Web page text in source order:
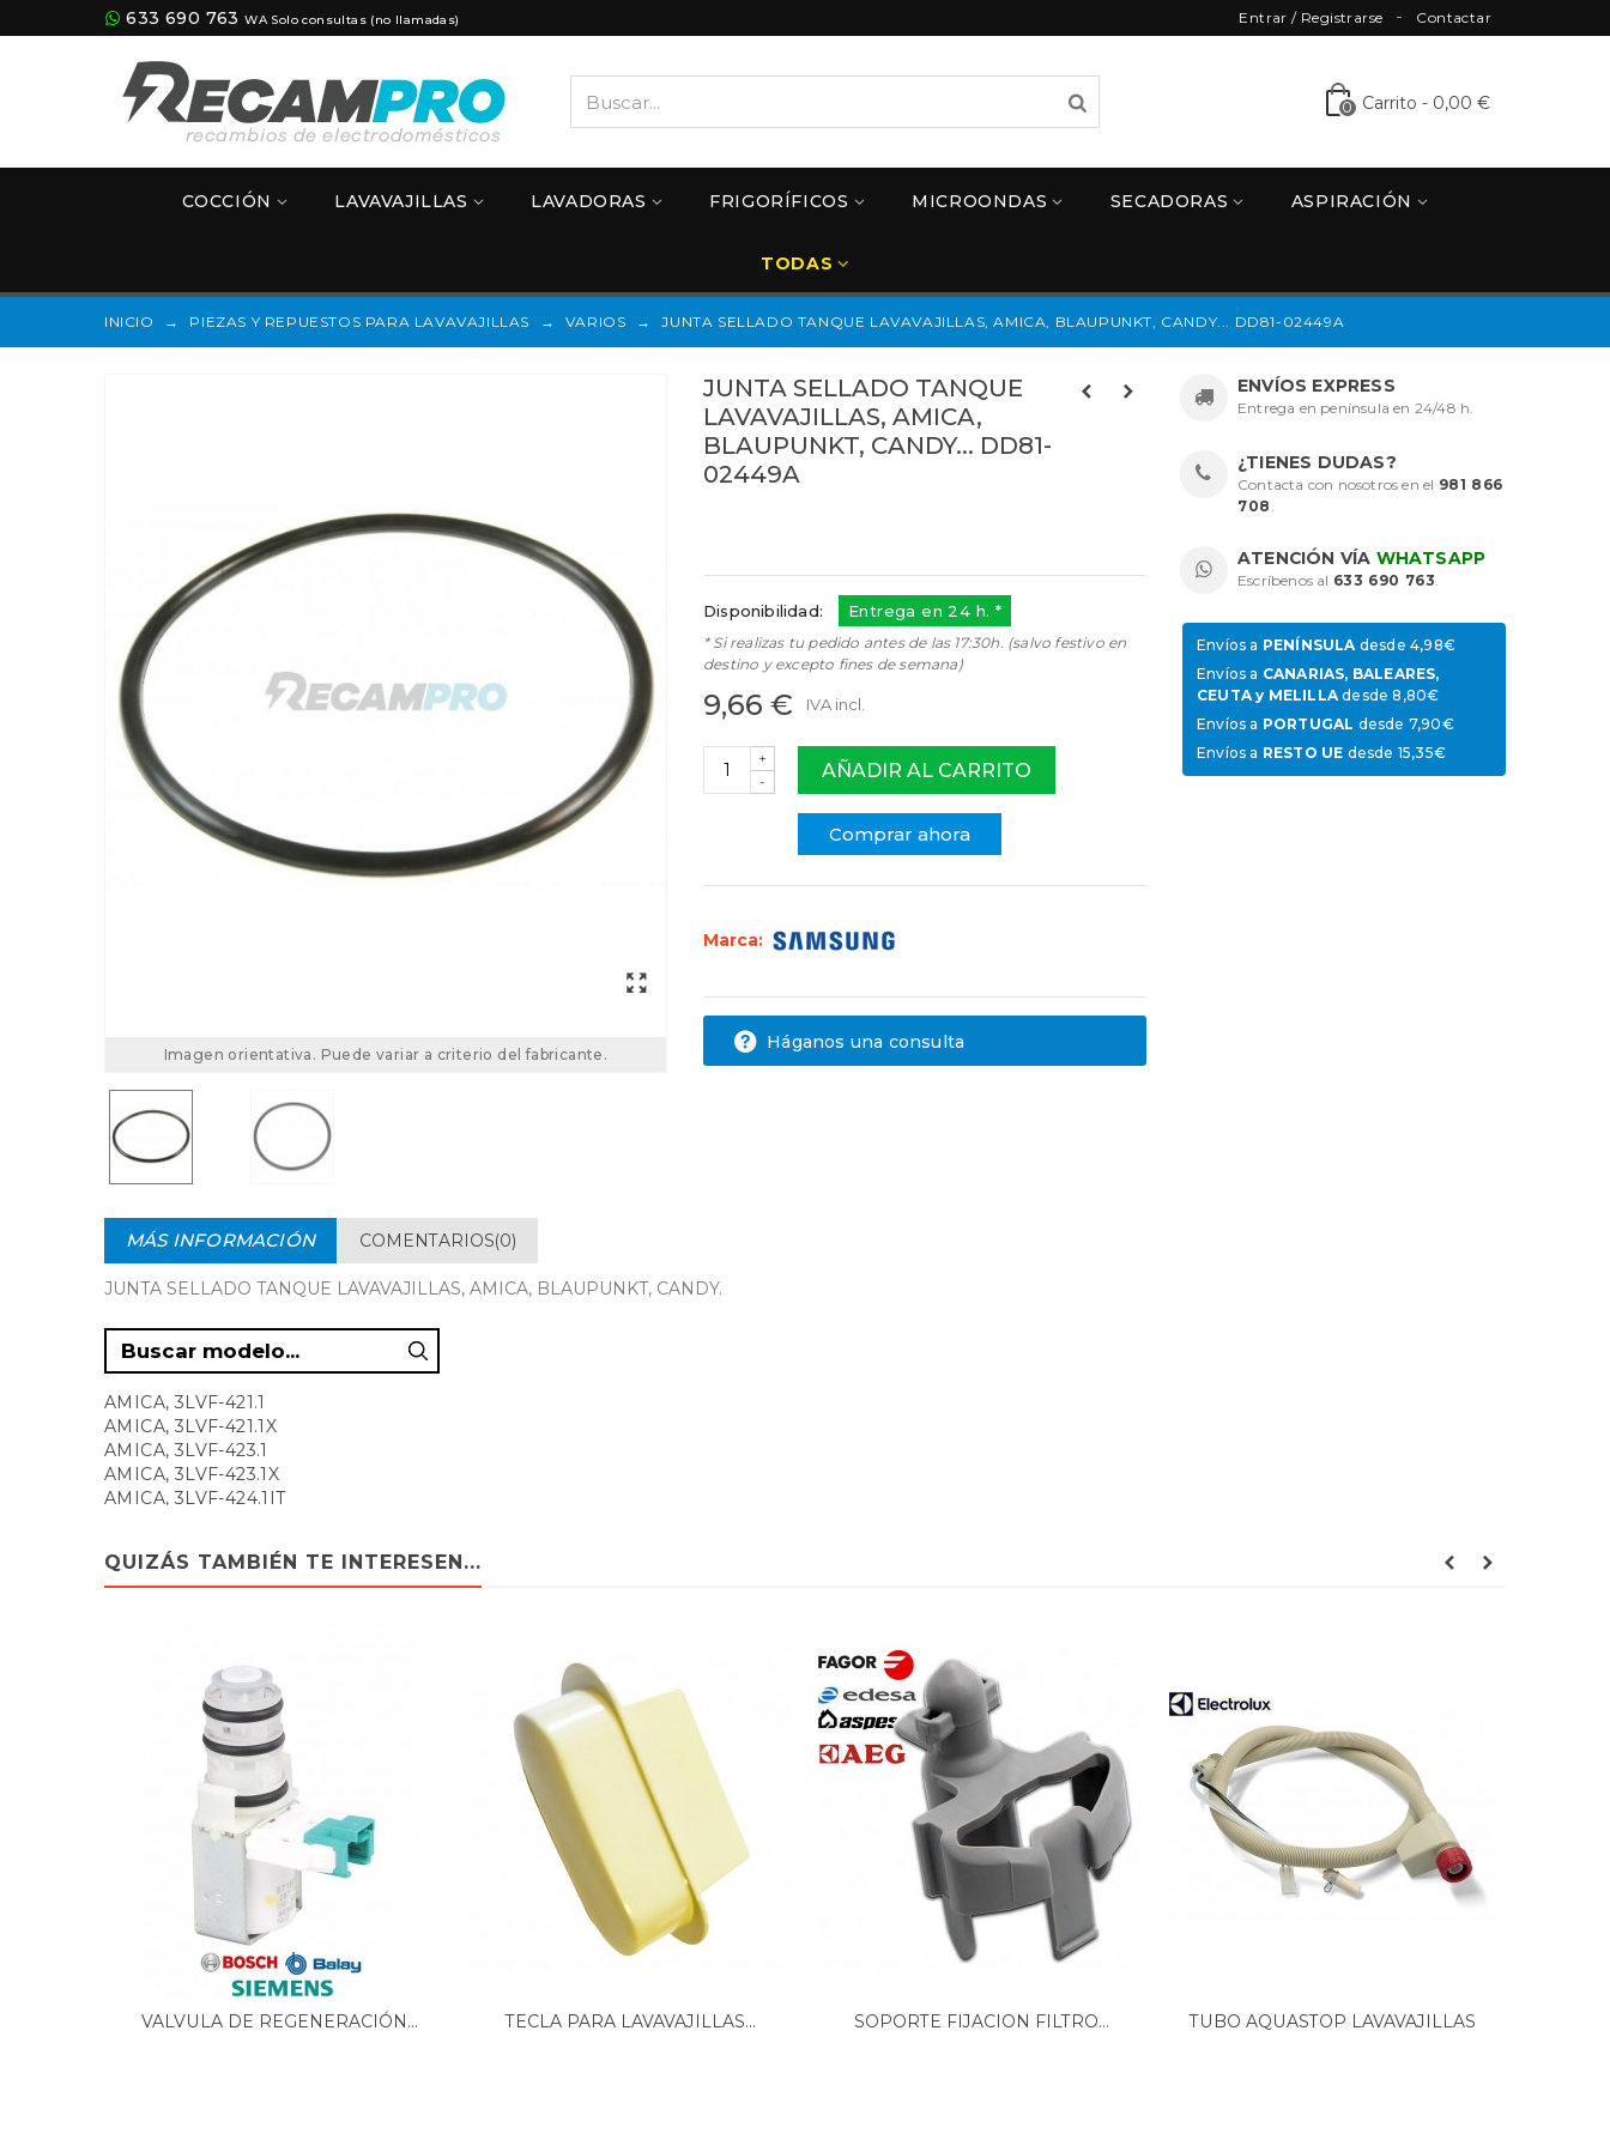
633 690 763 WA Solo consultas (no llamadas) Contactar
Entrar / Registrarse
0 Carrito - 0,00 €
COCCIÓN LAVAVAJILLAS LAVADORAS FRIGORÍFICOS MICROONDAS SECADORAS ASPIRACIÓN
TODAS
INICIO → PIEZAS Y REPUESTOS PARA LAVAVAJILLAS → VARIOS → JUNTA SELLADO TANQUE LAVAVAJILLAS, AMICA, BLAUPUNKT, CANDY... DD81-02449A
Imagen orientativa. Puede variar a criterio del fabricante.
JUNTA SELLADO TANQUE
LAVAVAJILLAS, AMICA,
BLAUPUNKT, CANDY... DD81-
02449A
Disponibilidad: Entrega en 24 h. *
* Si realizas tu pedido antes de las 17:30h. (salvo festivo en
destino y excepto fines de semana)
9,66 € IVA incl.
-
+
AÑADIR AL CARRITO
Comprar ahora
Marca:
Háganos una consulta
ENVÍOS EXPRESS
Entrega en península en 24/48 h.
¿TIENES DUDAS?
Contacta con nosotros en el 981 866
708 .
ATENCIÓN VÍA WHATSAPP
Escríbenos al 633 690 763.
Envíos a PENÍNSULAdesde 4,98€
Envíos a CANARIAS, BALEARES,
CEUTA y MELILLAdesde 8,80€
Envíos a PORTUGAL desde 7,90€
Envíos a RESTO UE desde 15,35€
MÁS INFORMACIÓN COMENTARIOS(0)
JUNTA SELLADO TANQUE LAVAVAJILLAS, AMICA, BLAUPUNKT, CANDY.
AMICA, 3LVF-421.1
AMICA, 3LVF-421.1X
AMICA, 3LVF-423.1
AMICA, 3LVF-423.1X
AMICA, 3LVF-424.1IT
AMICA, 3LVF-438X
AMICA, 3LVF-621.1
AMICA, 3LVF-621.1X
AMICA, 3LVF-635.1
AMICA, 3LVF-635.1X
AMICA, 3LVF-638IT
AMICA, 3LVF-638X
AMICA, 50400
AMICA, 50410
AMICA, 50500-1
AMICA, 50600-1
AMICA, ADF0912X
AMICA, ADF1212S
AMICA, ADF1413X
AMICA, ADF1423X
AMICA, ADF410WH
AMICA, ADF430WH
QUIZÁS TAMBIÉN TE INTERESEN...
VALVULA DE REGENERACIÓN... TECLA PARA LAVAVAJILLAS... SOPORTE FIJACION FILTRO...
TUBO AQUASTOP LAVAVAJILLAS